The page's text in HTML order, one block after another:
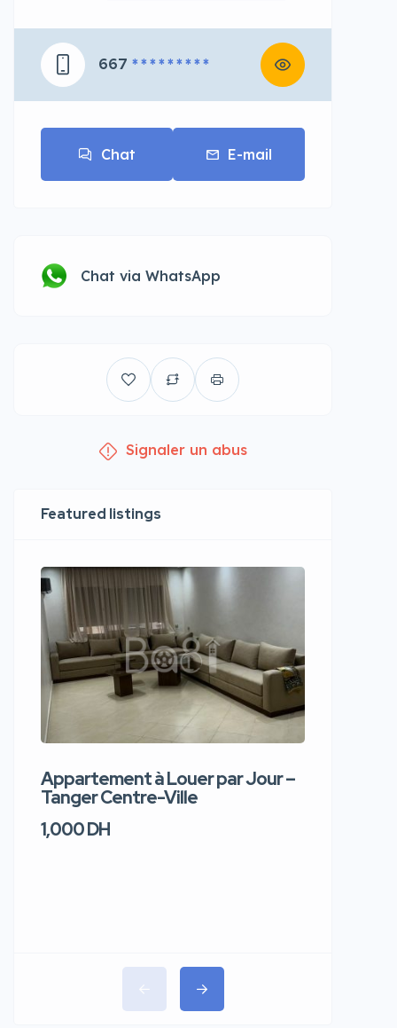
667 * * * * * * * * *
Chat E-mail
Chat via WhatsApp
Signaler un abus
Featured listings
Appartement à Louer par Jour –
Tanger Centre-Ville
1,000 DH